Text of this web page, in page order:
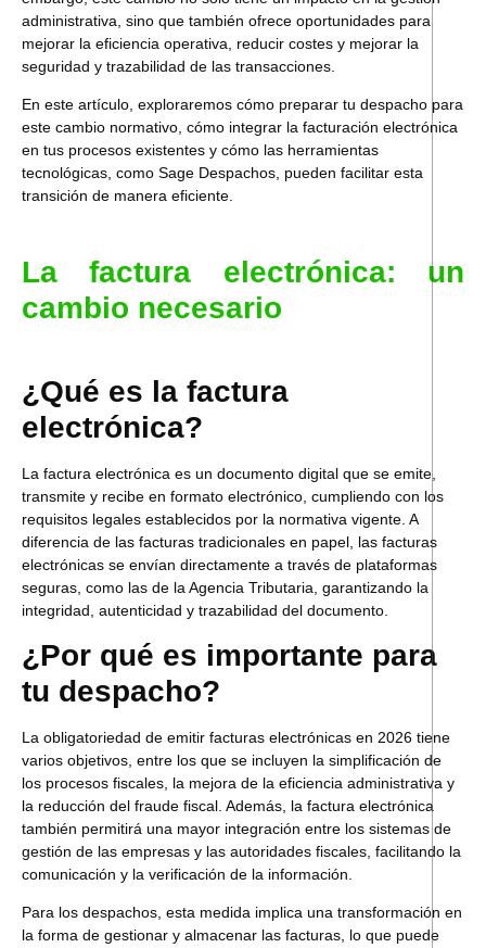
administrativa, sino que también ofrece oportunidades para
mejorar la eficiencia operativa, reducir costes y mejorar la
seguridad y trazabilidad de las transacciones.
En este artículo, exploraremos cómo preparar tu despacho para
este cambio normativo, cómo integrar la facturación electrónica
en tus procesos existentes y cómo las herramientas
tecnológicas, como Sage Despachos, pueden facilitar esta
transición de manera eficiente.
La factura electrónica: un
cambio necesario
¿Qué es la factura
electrónica?
La factura electrónica es un documento digital que se emite,
transmite y recibe en formato electrónico, cumpliendo con los
requisitos legales establecidos por la normativa vigente. A
diferencia de las facturas tradicionales en papel, las facturas
electrónicas se envían directamente a través de plataformas
seguras, como las de la Agencia Tributaria, garantizando la
integridad, autenticidad y trazabilidad del documento.
¿Por qué es importante para
tu despacho?
La obligatoriedad de emitir facturas electrónicas en 2026 tiene
varios objetivos, entre los que se incluyen la simplificación de
los procesos fiscales, la mejora de la eficiencia administrativa y
la reducción del fraude fiscal. Además, la factura electrónica
también permitirá una mayor integración entre los sistemas de
gestión de las empresas y las autoridades fiscales, facilitando la
comunicación y la verificación de la información.
Para los despachos, esta medida implica una transformación en
la forma de gestionar y almacenar las facturas, lo que puede